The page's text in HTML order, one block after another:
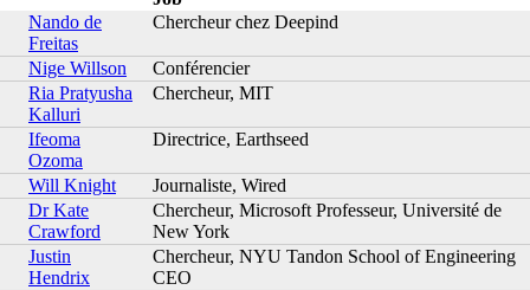
Nando de
Freitas
Chercheur chez Deepind
Nige Willson
Conférencier
Ria Pratyusha
Kalluri
Chercheur, MIT
Ifeoma
Ozoma
Directrice, Earthseed
Will Knight
Journaliste, Wired
Dr Kate
Crawford
Chercheur, Microsoft Professeur, Université de
New York
Justin
Hendrix
Chercheur, NYU Tandon School of Engineering
CEO